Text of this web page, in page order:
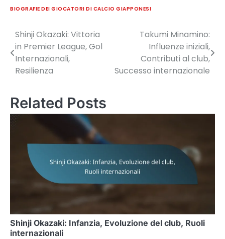
BIOGRAFIE DEI GIOCATORI DI CALCIO GIAPPONESI
Post
navigation
Shinji Okazaki: Vittoria
in Premier League, Gol
Internazionali,
Resilienza
Takumi Minamino:
Influenze iniziali,
Contributi al club,
Successo internazionale
Related Posts
Shinji Okazaki: Infanzia, Evoluzione del club, Ruoli
internazionali